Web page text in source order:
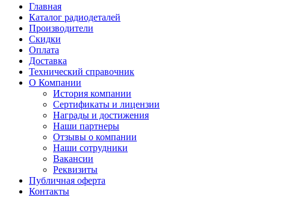
Главная
Каталог радиодеталей
Производители
Скидки
Оплата
Доставка
Технический справочник
О Компании
История компании
Сертификаты и лицензии
Награды и достижения
Наши партнеры
Отзывы о компании
Наши сотрудники
Вакансии
Реквизиты
Публичная оферта
Контакты